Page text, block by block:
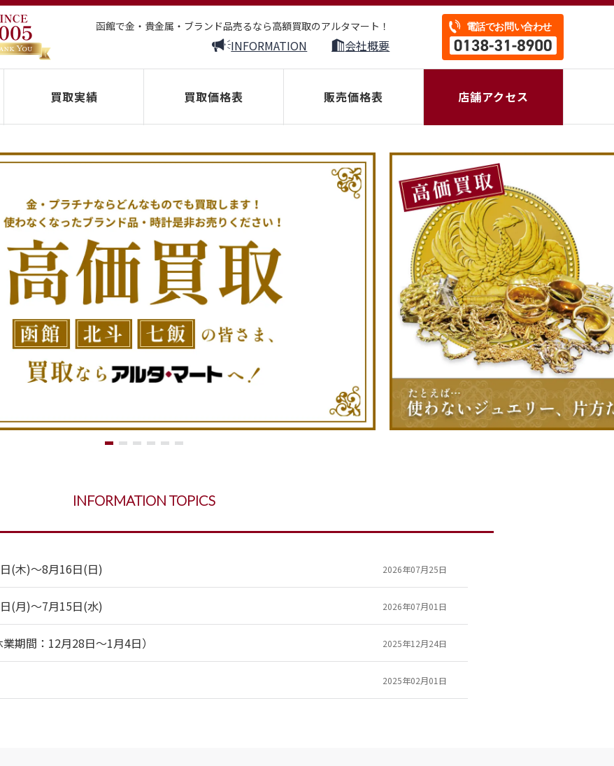
函館で金・貴金属・ブランド品売るなら高額買取のアルタマート！
INFORMATION 会社概要
買取実績 買取価格表 販売価格表 店舗アクセス
INFORMATION TOPICS
(木)～8月16日(日) 2026年07月25日
(月)～7月15日(水) 2026年07月01日
期間：12月28日～1月4日） 2025年12月24日
2025年02月01日